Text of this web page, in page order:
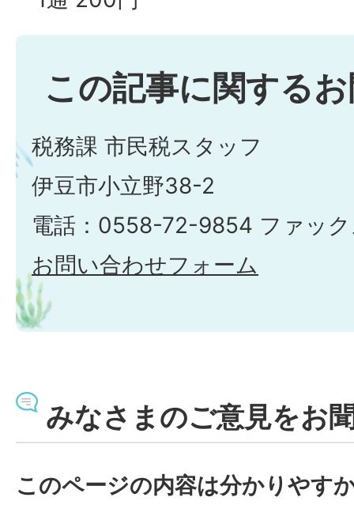
この記事に関する
税務課 市民税スタッフ
伊豆市小立野38-2
電話：0558-72-9854 ファッ
お問い合わせフォーム
みなさまのご意見をお
このページの内容は分かりやす